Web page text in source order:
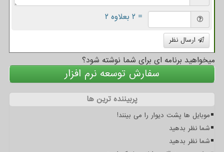
= ۲ بعلاوه ۲
ارسال نظر
میخواهید برنامه ای برای شما نوشته شود؟
سفارش توسعه نرم افزار
پربیننده ترین ها
موبایل ها پشت دیوار را می بینند!
شما نظر بدهید
شما نظر بدهید